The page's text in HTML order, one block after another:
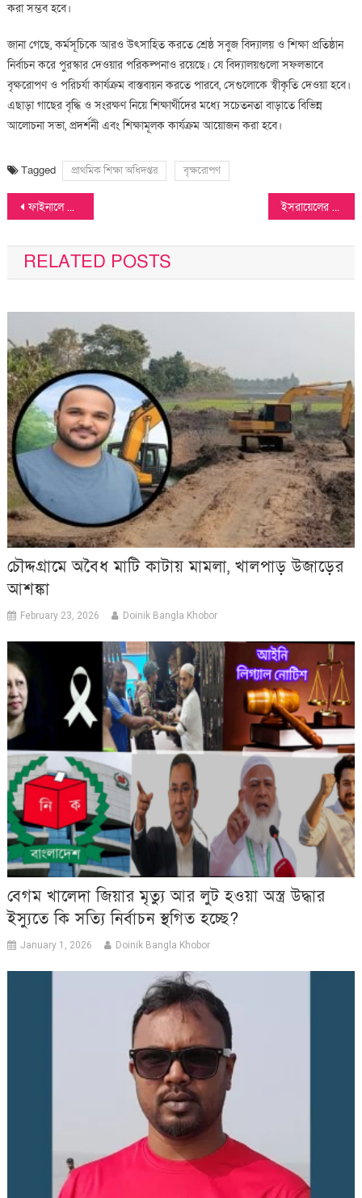
করা সম্ভব হবে।
জানা গেছে, কর্মসূচিকে আরও উৎসাহিত করতে শ্রেষ্ঠ সবুজ বিদ্যালয় ও শিক্ষা প্রতিষ্ঠান
নির্বাচন করে পুরস্কার দেওয়ার পরিকল্পনাও রয়েছে। যে বিদ্যালয়গুলো সফলভাবে
বৃক্ষরোপণ ও পরিচর্যা কার্যক্রম বাস্তবায়ন করতে পারবে, সেগুলোকে স্বীকৃতি দেওয়া হবে।
এছাড়া গাছের বৃদ্ধি ও সংরক্ষণ নিয়ে শিক্ষার্থীদের মধ্যে সচেতনতা বাড়াতে বিভিন্ন
আলোচনা সভা, প্রদর্শনী এবং শিক্ষামূলক কার্যক্রম আয়োজন করা হবে।
Tagged প্রাথমিক শিক্ষা অধিদপ্তর বৃক্ষরোপণ
Post
navigation
ফাইনালে রেকর্ড ২৫৫ রানের রেকর্ড তুলল ভারত ইসরায়েলের গভীরে ইরানের ‘খেইবার’ ক্ষেপণাস্ত্র হামলা
RELATED POSTS
চৌদ্দগ্রামে অবৈধ মাটি কাটায় মামলা, খালপাড় উজাড়ের
আশঙ্কা
February 23, 2026 Doinik Bangla Khobor
বেগম খালেদা জিয়ার মৃত্যু আর লুট হওয়া অস্ত্র উদ্ধার
ইস্যুতে কি সত্যি নির্বাচন স্থগিত হচ্ছে?
January 1, 2026 Doinik Bangla Khobor